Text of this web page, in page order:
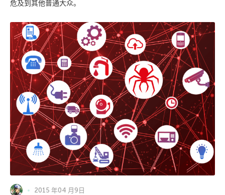
危及到其他普通大众。
2015 年04 月9日